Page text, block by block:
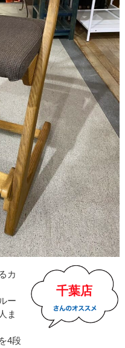
千葉店
カ
ー
ま
4段